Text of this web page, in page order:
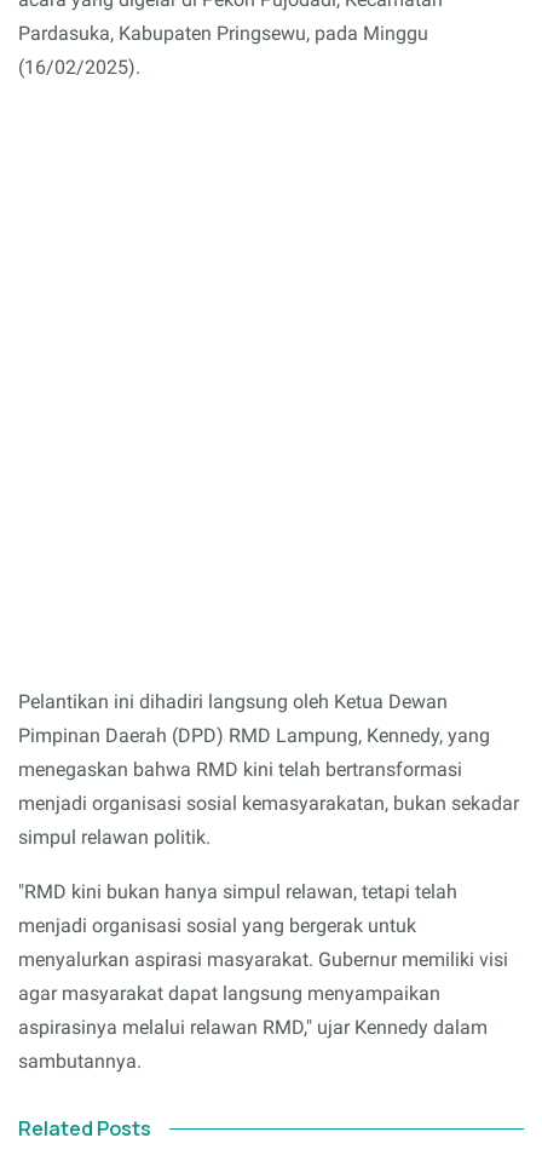
Pardasuka, Kabupaten Pringsewu, pada Minggu
(16/02/2025).
Pelantikan ini dihadiri langsung oleh Ketua Dewan
Pimpinan Daerah (DPD) RMD Lampung, Kennedy, yang
menegaskan bahwa RMD kini telah bertransformasi
menjadi organisasi sosial kemasyarakatan, bukan sekadar
simpul relawan politik.
"RMD kini bukan hanya simpul relawan, tetapi telah
menjadi organisasi sosial yang bergerak untuk
menyalurkan aspirasi masyarakat. Gubernur memiliki visi
agar masyarakat dapat langsung menyampaikan
aspirasinya melalui relawan RMD," ujar Kennedy dalam
sambutannya.
Related Posts